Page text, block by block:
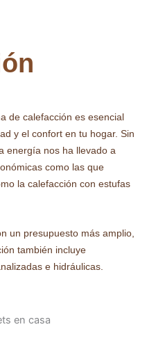
de calefacción es esencial
y el confort en tu hogar. Sin
energía nos ha llevado a
como las que
la calefacción con estufas
un presupuesto más amplio,
también incluye
e hidráulicas.